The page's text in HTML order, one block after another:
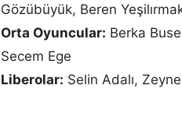
Gözübüyük, Beren
Orta Oyuncular: Berka
Secem Ege
Liberolar: Selin Adalı,